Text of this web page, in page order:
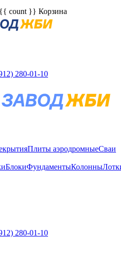
{{ count }} Корзина
280-01-10
Плиты аэродромныеСваи
БлокиФундаментыКолонны
280-01-10